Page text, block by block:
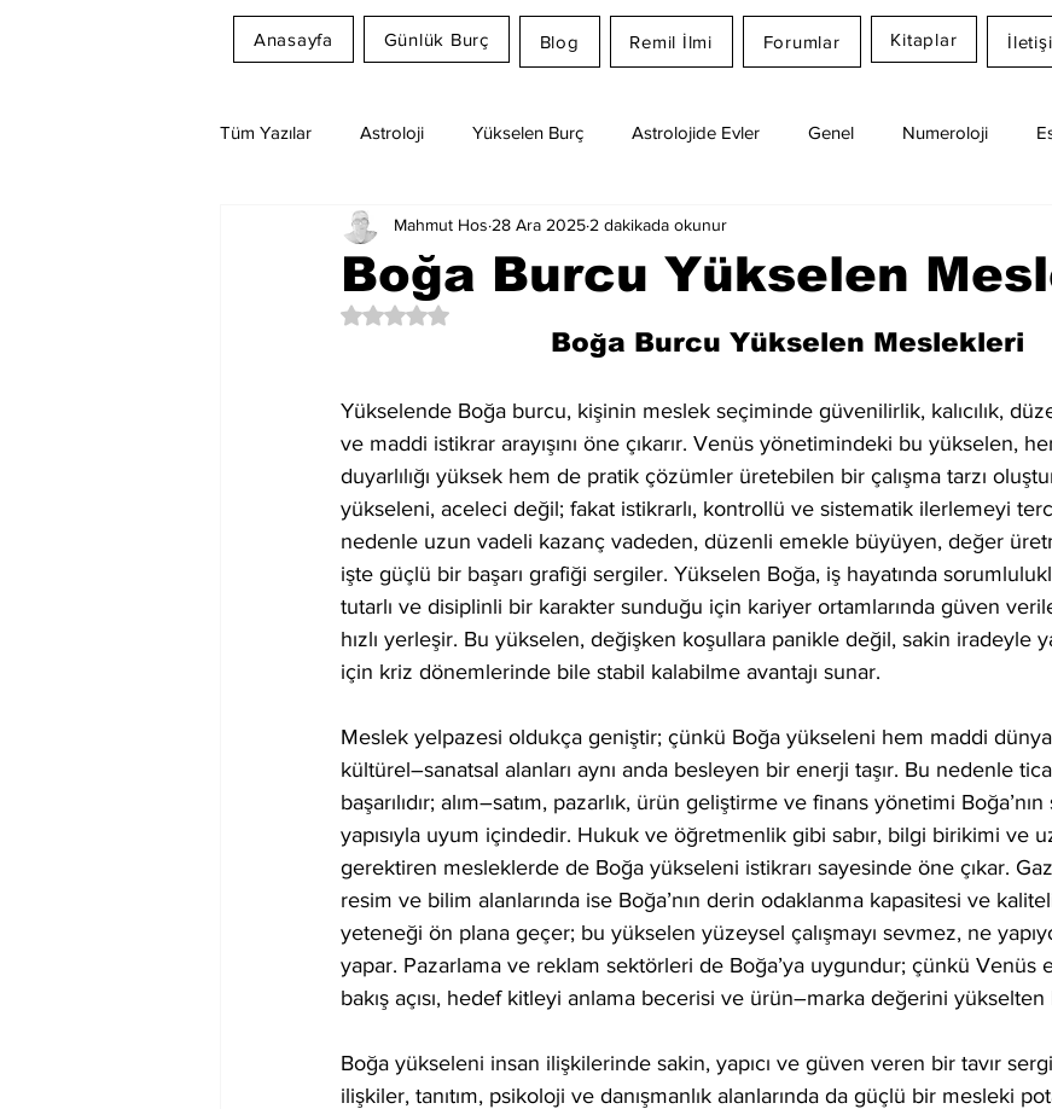
Anasayfa Günlük Burç Blog Remil İlmi Forumlar Kitaplar
Tüm Yazılar Astroloji Yükselen Burç Astrolojide Evler Genel Numeroloji
Rüya Tabirleri Ay Burcu Günlük Burç Yorumları
Boğa Burcu Yükselen
Mahmut Hos 28 Ara 2025 2 dakikada okunur
5 üzerinden NaN yıldız
Boğa Burcu Yükselen Meslekleri
Yükselende Boğa burcu, kişinin meslek seçiminde güvenilirlik, kalıcılık,
ve maddi istikrar arayışını öne çıkarır. Venüs yönetimindeki bu yükselen,
duyarlılığı yüksek hem de pratik çözümler üretebilen bir çalışma tarzı
yükseleni, aceleci değil; fakat istikrarlı, kontrollü ve sistematik ilerlemeyi
nedenle uzun vadeli kazanç vadeden, düzenli emekle büyüyen, değer
işte güçlü bir başarı grafiği sergiler. Yükselen Boğa, iş hayatında
tutarlı ve disiplinli bir karakter sunduğu için kariyer ortamlarında güven
hızlı yerleşir. Bu yükselen, değişken koşullara panikle değil, sakin iradeyle
için kriz dönemlerinde bile stabil kalabilme avantajı sunar.
Meslek yelpazesi oldukça geniştir; çünkü Boğa yükseleni hem maddi
kültürel–sanatsal alanları aynı anda besleyen bir enerji taşır. Bu nedenle
başarılıdır; alım–satım, pazarlık, ürün geliştirme ve finans yönetimi
yapısıyla uyum içindedir. Hukuk ve öğretmenlik gibi sabır, bilgi birikimi ve
gerektiren mesleklerde de Boğa yükseleni istikrarı sayesinde öne çıkar.
resim ve bilim alanlarında ise Boğa’nın derin odaklanma kapasitesi ve
yeteneği ön plana geçer; bu yükselen yüzeysel çalışmayı sevmez, ne
yapar. Pazarlama ve reklam sektörleri de Boğa’ya uygundur; çünkü Venüs
bakış açısı, hedef kitleyi anlama becerisi ve ürün–marka değerini
Boğa yükseleni insan ilişkilerinde sakin, yapıcı ve güven veren bir tavır
ilişkiler, tanıtım, psikoloji ve danışmanlık alanlarında da güçlü bir mesleki